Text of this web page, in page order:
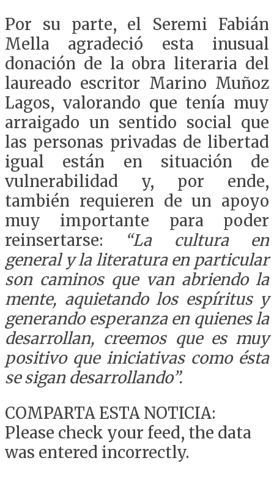
Por su parte, el Seremi Fabián
Mella agradeció esta inusual
donación de la obra literaria del
laureado escritor Marino Muñoz
Lagos, valorando que tenía muy
arraigado un sentido social que
las personas privadas de libertad
igual están en situación de
vulnerabilidad y, por ende,
también requieren de un apoyo
muy importante para poder
reinsertarse:
“La cultura en
general y la literatura en particular
son caminos que van abriendo la
mente, aquietando los espíritus y
generando esperanza en quienes la
desarrollan, creemos que es muy
positivo que iniciativas como ésta
se sigan desarrollando”.
COMPARTA ESTA NOTICIA:
Please check your feed, the data
was entered incorrectly.